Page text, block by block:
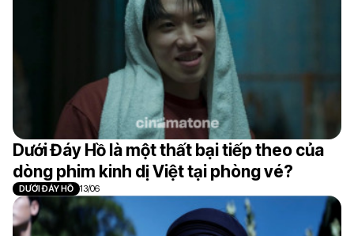
Dưới Đáy Hồ là một thất bại tiếp theo của
dòng phim kinh dị Việt tại phòng vé?
DƯỚI ĐÁY HỒ 13/06